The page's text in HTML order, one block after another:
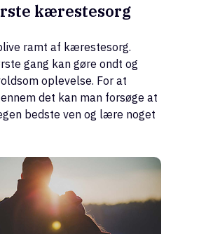
kærestesorg
ramt af kærestesorg.
gang kan gøre ondt og
oplevelse. For at
det kan man forsøge at
bedste ven og lære noget